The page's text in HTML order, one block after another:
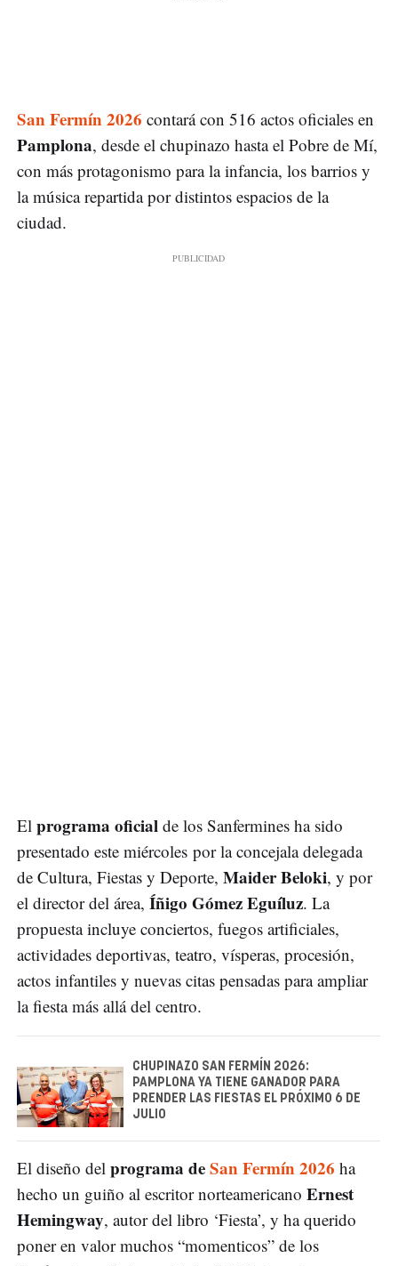
San Fermín 2026 contará con 516 actos oficiales en
Pamplona, desde el chupinazo hasta el Pobre de Mí,
con más protagonismo para la infancia, los barrios y
la música repartida por distintos espacios de la
ciudad.
El programa oficial de los Sanfermines ha sido
presentado este miércoles por la concejala delegada
de Cultura, Fiestas y Deporte, Maider Beloki, y por
el director del área, Íñigo Gómez Eguíluz. La
propuesta incluye conciertos, fuegos artificiales,
actividades deportivas, teatro, vísperas, procesión,
actos infantiles y nuevas citas pensadas para ampliar
la fiesta más allá del centro.
CHUPINAZO SAN FERMÍN 2026:
PAMPLONA YA TIENE GANADOR PARA
PRENDER LAS FIESTAS EL PRÓXIMO 6 DE
JULIO
El diseño del programa deSan Fermín 2026 ha
hecho un guiño al escritor norteamericano Ernest
Hemingway, autor del libro ‘Fiesta’, y ha querido
poner en valor muchos “momenticos” de los